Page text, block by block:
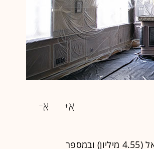
שנת 2019 תיזכר כשנת שיא במספר התיירים שפקדו את ישראל (4.55 מיליון) ובמספר